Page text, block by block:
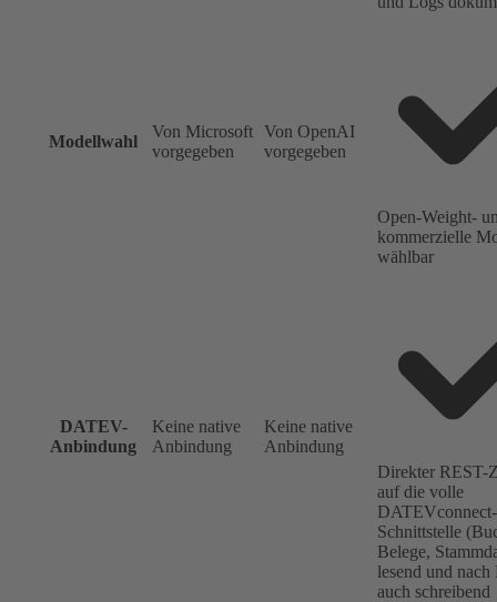
Modellwahl
Von Microsoft
vorgegeben
Von OpenAI
vorgegeben
Open-Weight-
kommerzielle
wählbar
DATEV-
Anbindung
Keine native
Anbindung
Keine native
Anbindung
Direkter REST-
auf die volle
DATEVconnect-
Schnittstelle
Belege,
lesend und nach
auch schreibend